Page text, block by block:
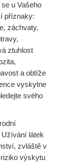
u Vašeho
příznaky:
záchvaty,
ztuhlost
a obtíže
vyskytne
svého
látek
zvláště v
výskytu